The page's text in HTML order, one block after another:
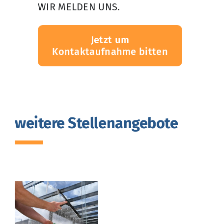
WIR MELDEN UNS.
Jetzt um
Kontaktaufnahme bitten
weitere Stellenangebote